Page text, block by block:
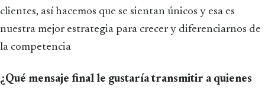
clientes, así hacemos que se sientan únicos y esa es
nuestra mejor estrategia para crecer y diferenciarnos de
la competencia
¿Qué mensaje final le gustaría transmitir a quienes